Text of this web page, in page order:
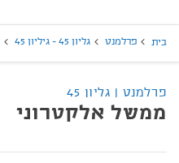
בית פרלמנט גליון 45 - גיליון 45
פרלמנט | גליון 45
ממשל אלקטרוני